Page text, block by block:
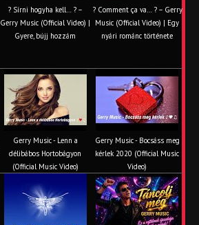
? Sírni hogyha kell… ? –
Gerry Music (Official Video) |
Gyere, bújj hozzám
? Comment ça va… ? – Gerry
Music (Official Video) | Egy
nyári románc története
Gerry Music - Lenn a
délibábos Hortobágyon
(Official Music Video)
Gerry Music - Bocsáss meg
kérlek 2020 (Official Music
Video)